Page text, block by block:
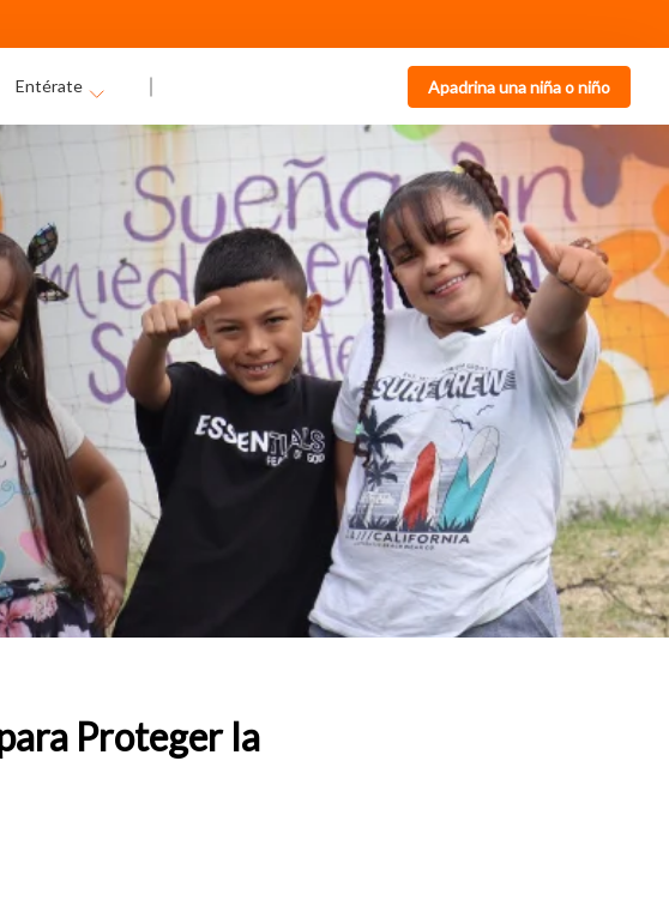
Entérate Apadrina una niña o niño
Proteger la